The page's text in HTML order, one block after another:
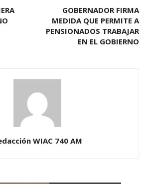
GOBERNADOR FIRMA
MEDIDA QUE PERMITE A
PENSIONADOS TRABAJAR
EN EL GOBIERNO
WIAC 740 AM